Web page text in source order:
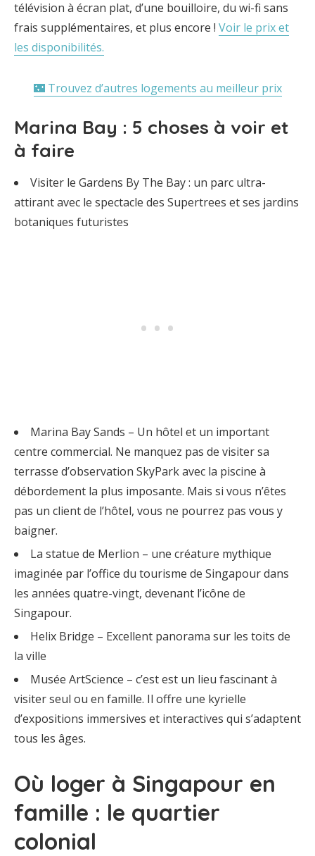
télévision à écran plat, d’une bouilloire, du wi-fi sans
frais supplémentaires, et plus encore ! Voir le prix et
les disponibilités.
🌃 Trouvez d’autres logements au meilleur prix
Marina Bay : 5 choses à voir et
à faire
Visiter le Gardens By The Bay : un parc ultra-
attirant avec le spectacle des Supertrees et ses jardins
botaniques futuristes
Marina Bay Sands – Un hôtel et un important
centre commercial. Ne manquez pas de visiter sa
terrasse d’observation SkyPark avec la piscine à
débordement la plus imposante. Mais si vous n’êtes
pas un client de l’hôtel, vous ne pourrez pas vous y
baigner.
La statue de Merlion – une créature mythique
imaginée par l’office du tourisme de Singapour dans
les années quatre-vingt, devenant l’icône de
Singapour.
Helix Bridge – Excellent panorama sur les toits de
la ville
Musée ArtScience – c’est est un lieu fascinant à
visiter seul ou en famille. Il offre une kyrielle
d’expositions immersives et interactives qui s’adaptent
tous les âges.
Où loger à Singapour en
famille : le quartier
colonial